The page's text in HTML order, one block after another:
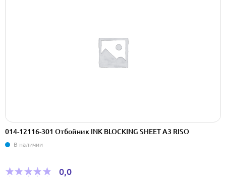
014-12116-301 Отбойник INK BLOCKING SHEET А3 RISO
В наличии
0,0